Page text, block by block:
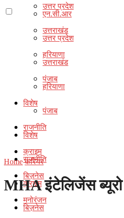
उत्तर प्रदेश
उत्तराखंड
हरियाणा
पंजाब
विशेष
राजनीति
क्राइम
बिज़नेस
मनोरंजन
एन.सी.आर
उत्तर प्रदेश
उत्तराखंड
हरियाणा
पंजाब
विशेष
राजनीति
क्राइम
बिज़नेस
Home करियर
MHA इंटेलिजेंस